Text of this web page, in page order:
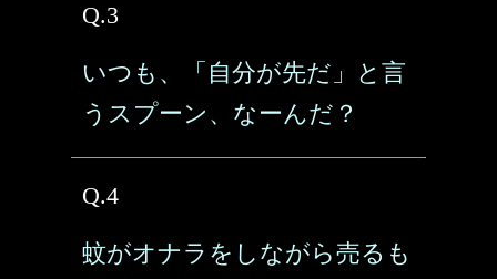
Q.3
いつも、「自分が先だ」と言
うスプーン、なーんだ？
Q.4
蚊がオナラをしながら売るも